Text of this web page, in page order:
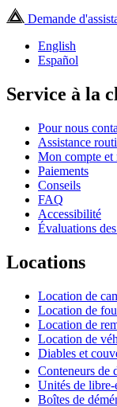
Demande
English
Español
Service à la
Pour nous
Assistance
Mon compte et
Paiements
Conseils
FAQ
Accessibilité
Évaluations
Locations
Location de
Location de
Location de
Location de
Diables et
Conteneurs de
Unités de libre-
Boîtes de